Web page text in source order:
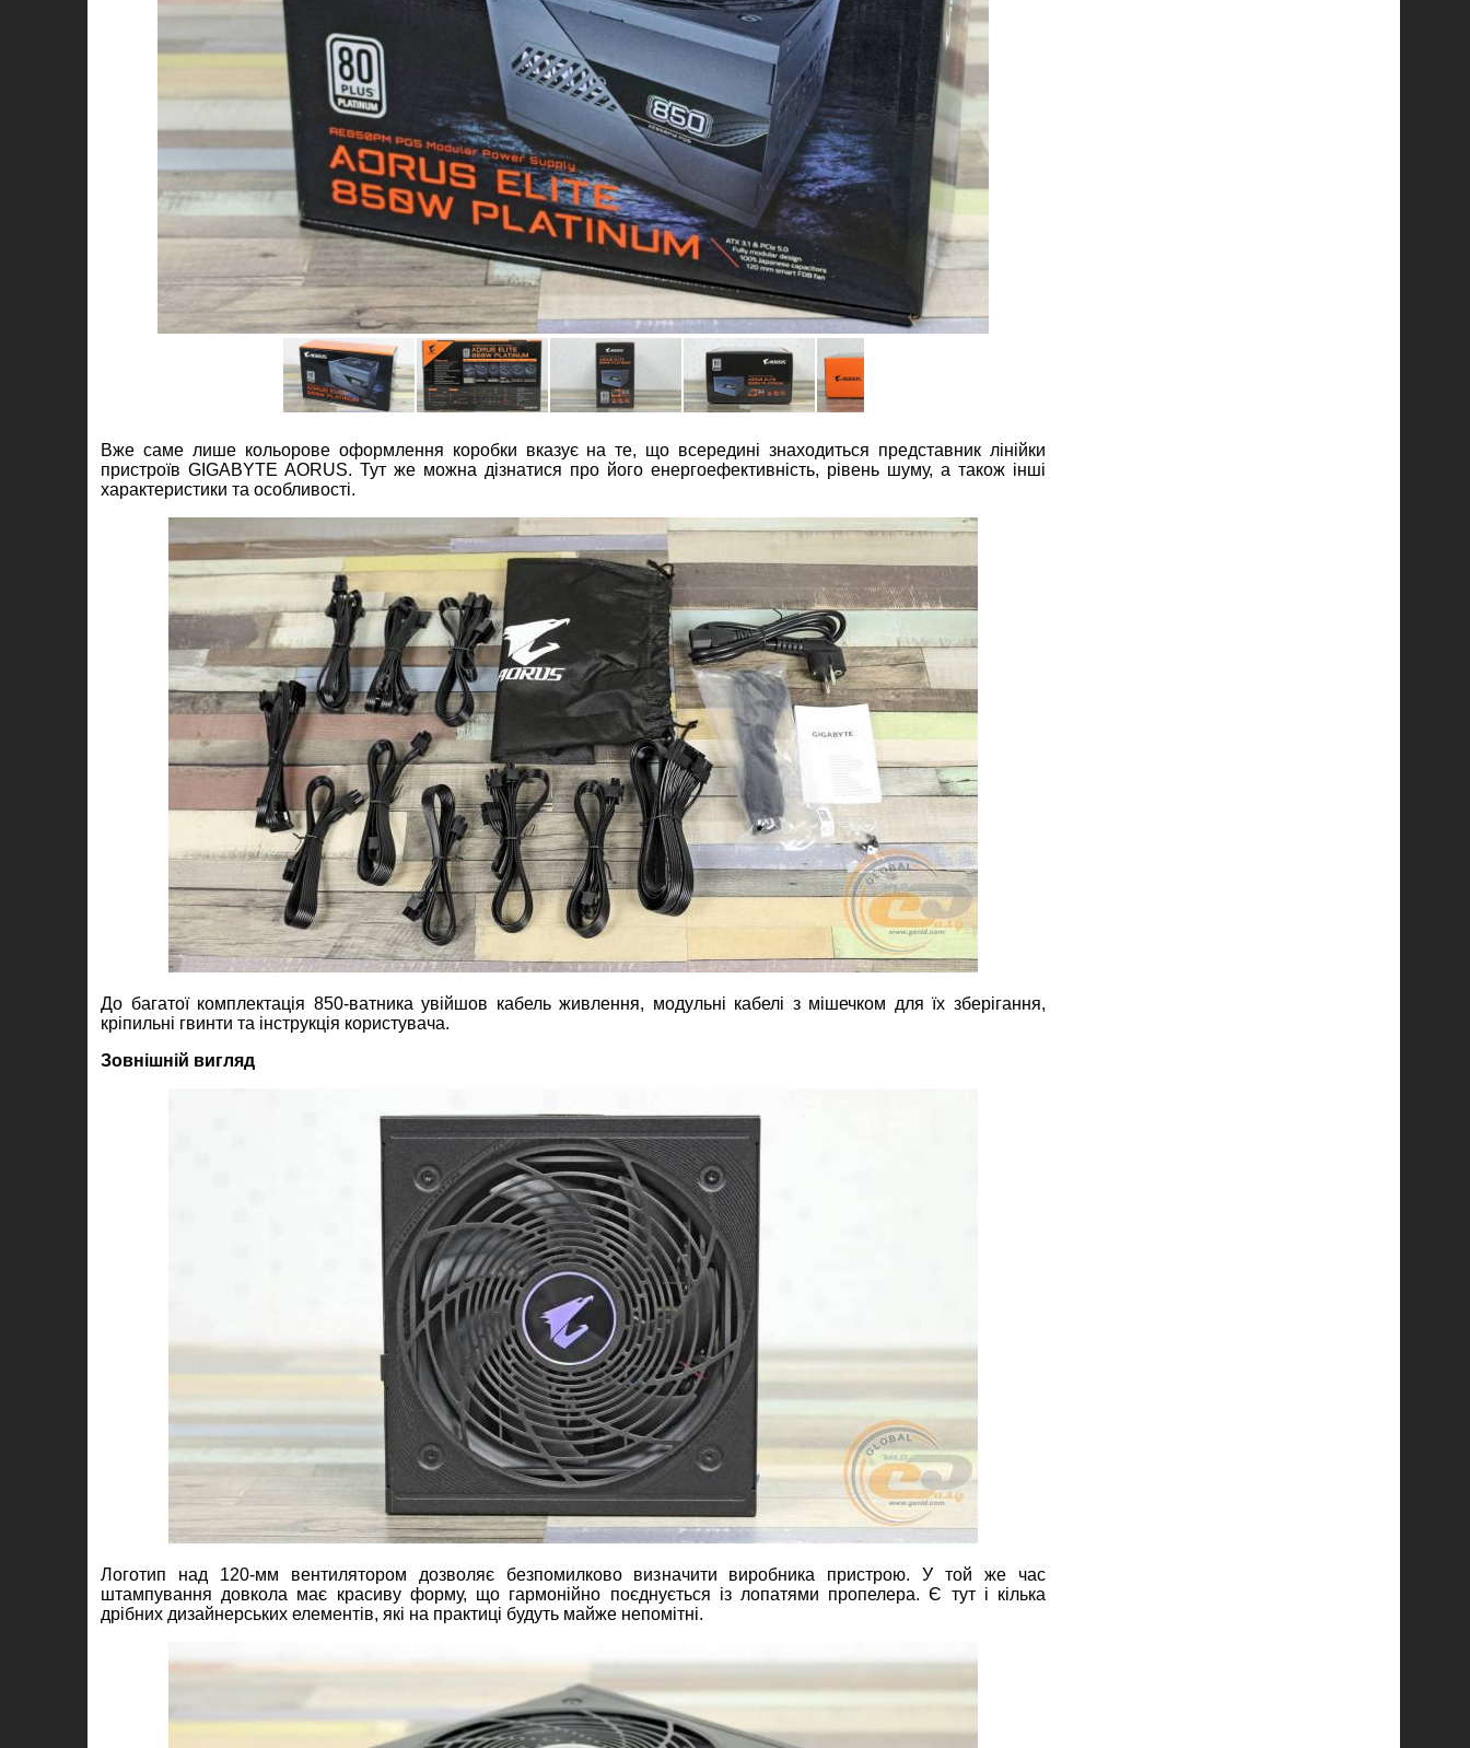
Вже саме лише кольорове оформлення коробки вказує на те, що всередині знаходиться представник лінійки
пристроїв GIGABYTE AORUS. Тут же можна дізнатися про його енергоефективність, рівень шуму, а також інші
характеристики та особливості.
До багатої комплектація 850-ватника увійшов кабель живлення, модульні кабелі з мішечком для їх зберігання,
кріпильні гвинти та інструкція користувача.
Зовнішній вигляд
Логотип над 120-мм вентилятором дозволяє безпомилково визначити виробника пристрою. У той же час
штампування довкола має красиву форму, що гармонійно поєднується із лопатями пропелера. Є тут і кілька
дрібних дизайнерських елементів, які на практиці будуть майже непомітні.